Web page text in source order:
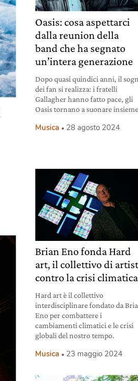
Oasis: cosa aspettarci
dalla reunion della
band che ha segnato
un’intera generazione
Dopo quasi quindici anni, il
dei fan si realizza: i fratelli
Gallagher hanno fatto pace, gli
Oasis tornano a suonare
Musica 28 agosto 2024
Brian Eno fonda Hard
art, il collettivo di
contro la crisi climatica
Hard art è il collettivo
interdisciplinare fondato da
Eno per combattere i
cambiamenti climatici e le crisi
globali del nostro tempo.
Musica 23 maggio 2024